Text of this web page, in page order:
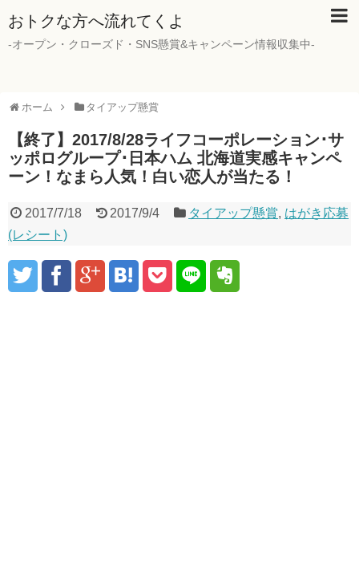
おトクな方へ流れてくよ
-オープン・クローズド・SNS懸賞&キャンペーン情報収集中-
ホーム タイアップ懸賞
【終了】2017/8/28ライフコーポレーション･サ
ッポログループ･日本ハム 北海道実感キャンペ
ーン！なまら人気！白い恋人が当たる！
2017/7/18 2017/9/4 タイアップ懸賞, はがき応募
(レシート)